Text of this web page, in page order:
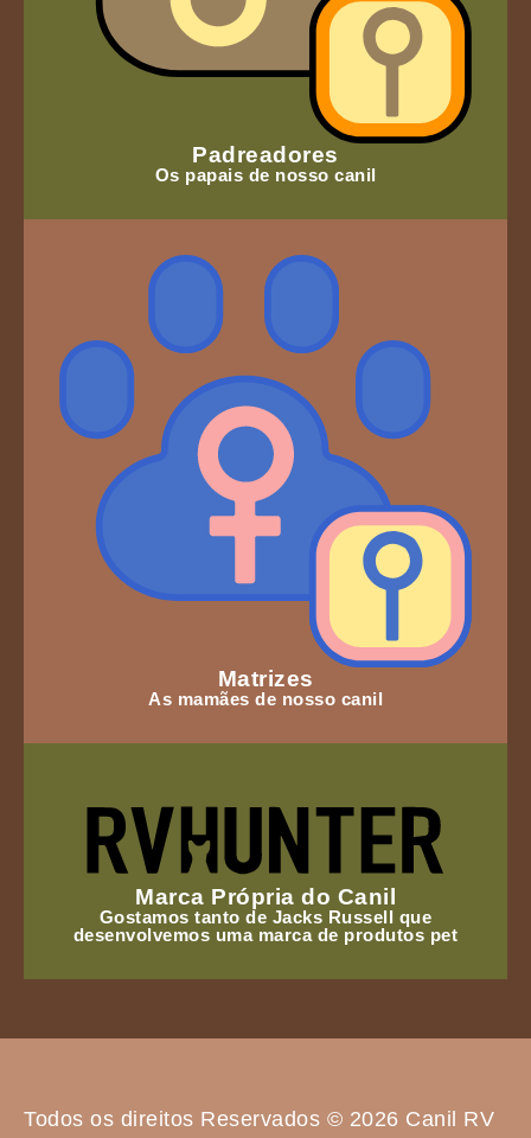
Padreadores
Os papais de nosso canil
Matrizes
As mamães de nosso canil
Marca Própria do Canil
Gostamos tanto de Jacks Russell que
desenvolvemos uma marca de produtos pet
Todos os direitos Reservados © 2026 Canil RV